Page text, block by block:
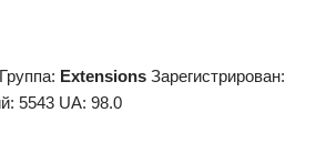
Группа: Extensions Зарегистрирован:
5543 UA: 98.0